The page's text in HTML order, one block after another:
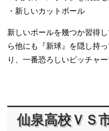
・新しいカットボール
新しいボールを幾つか習得
ら他にも『新球』を隠し持
り、一番恐ろしいピッチャー
仙泉高校ＶＳ